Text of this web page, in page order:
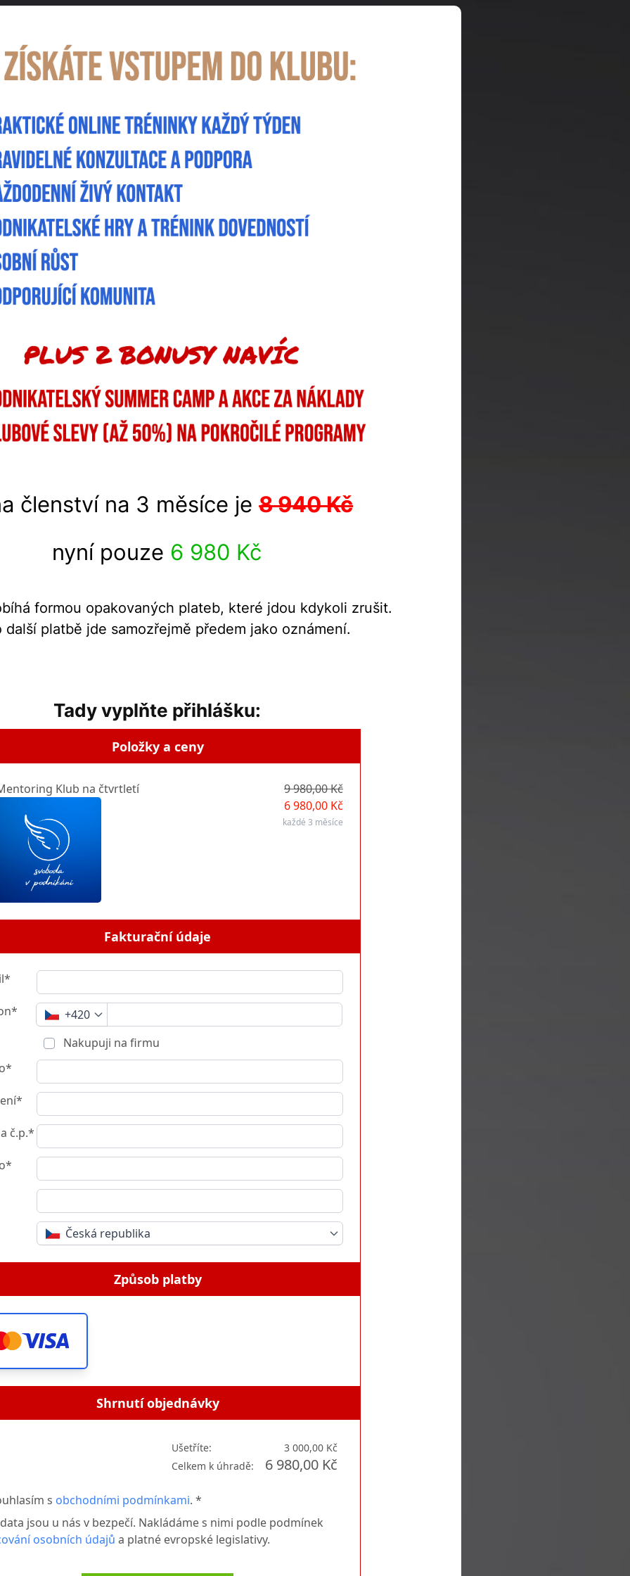
členství na 3 měsíce je8 940 Kč
nyní pouze 6 980 Kč
formou opakovaných plateb, které jdou kdykoli zrušit.
další platbě jde samozřejmě předem jako oznámení.
Tady vyplňte přihlášku:
Položky a ceny
Klub na čtvrtletí
9 980,00 Kč
6 980,00 Kč
každé 3 měsíce
Fakturační údaje
+420
Nakupuji na firmu
č.p.*
Česká republika
Způsob platby
Shrnutí objednávky
Ušetříte:
3 000,00 Kč
Celkem k úhradě:
6 980,00 Kč
s obchodními podmínkami. *
jsou u nás v bezpečí. Nakládáme s nimi podle podmínek
osobních údajů a platné evropské legislativy.